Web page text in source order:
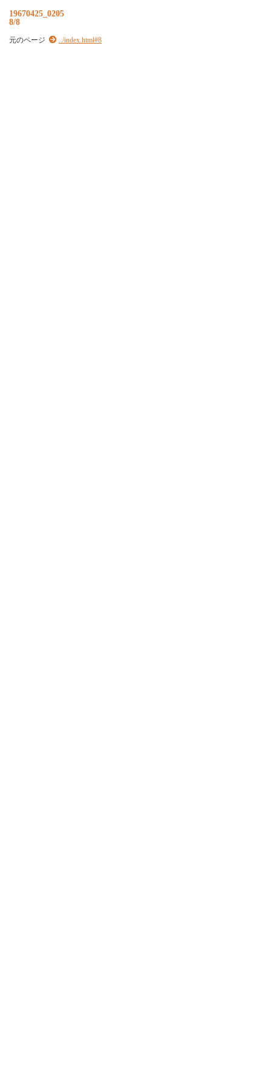
19670425_0205
8/8
元のページ ../index.html#8